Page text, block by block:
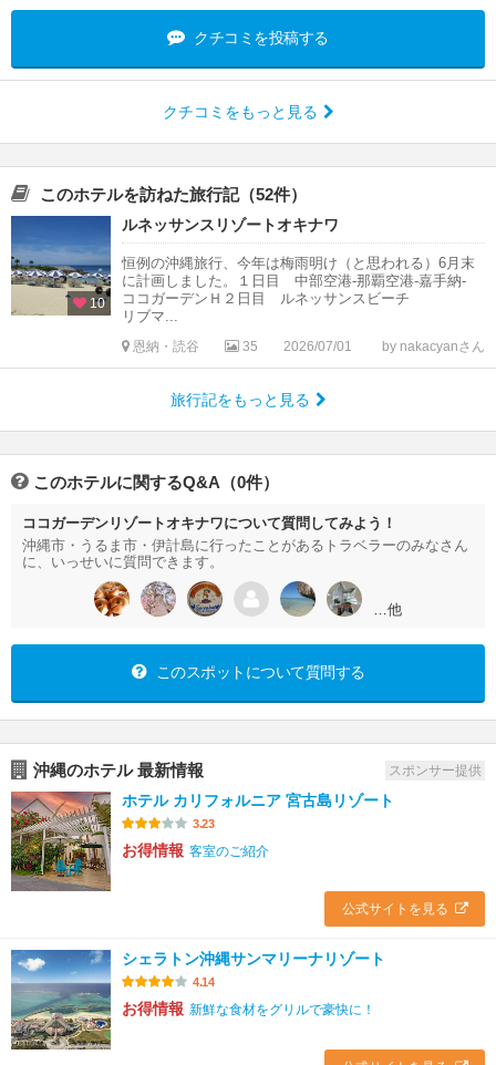
今回宿泊したのは、7人くらい泊
クチコミを投稿する
クチコミをもっと見る
このホテルを訪ねた旅行記（52件）
10
ルネッサンスリゾートオキナワ
恒例の沖縄旅行、今年は梅雨明け（と思われる）6月末
に計画しました。１日目 中部空港-那覇空港-嘉手納-
ココガーデンＨ２日目 ルネッサンスビーチ
リブマ...
恩納・読谷 35 2026/07/01 by nakacyanさん
旅行記をもっと見る
このホテルに関するQ&A（0件）
ココガーデンリゾートオキナワについて質問してみよう！
沖縄市・うるま市・伊計島に行ったことがあるトラベラーのみなさん
に、いっせいに質問できます。
…他
このスポットについて質問する
沖縄のホテル 最新情報 スポンサー提供
ホテル カリフォルニア 宮古島リゾート
3.23
お得情報 客室のご紹介
公式サイトを見る
シェラトン沖縄サンマリーナリゾート
4.14
お得情報 新鮮な食材をグリルで豪快に！